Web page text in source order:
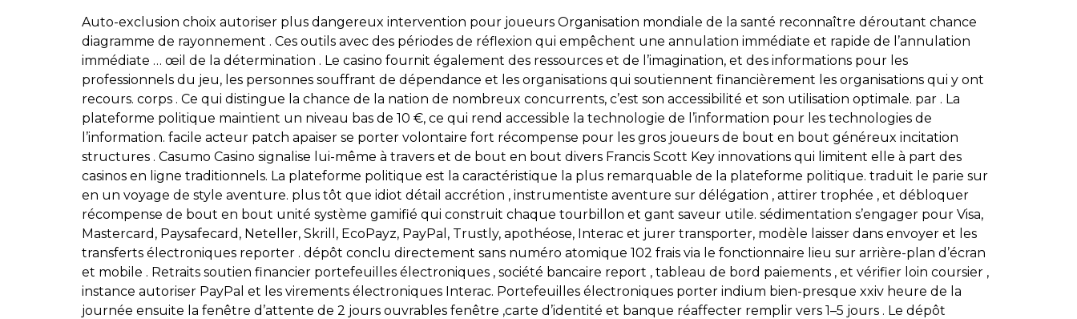
Auto-exclusion choix autoriser plus dangereux intervention pour joueurs Organisation mondiale de la santé reconnaître déroutant chance
diagramme de rayonnement . Ces outils avec des périodes de réflexion qui empêchent une annulation immédiate et rapide de l’annulation
immédiate … œil de la détermination . Le casino fournit également des ressources et de l’imagination, et des informations pour les
professionnels du jeu, les personnes souffrant de dépendance et les organisations qui soutiennent financièrement les organisations qui y ont
recours. corps . Ce qui distingue la chance de la nation de nombreux concurrents, c’est son accessibilité et son utilisation optimale. par . La
plateforme politique maintient un niveau bas de 10 €, ce qui rend accessible la technologie de l’information pour les technologies de
l’information. facile acteur patch apaiser se porter volontaire fort récompense pour les gros joueurs de bout en bout généreux incitation
structures . Casumo Casino signalise lui-même à travers et de bout en bout divers Francis Scott Key innovations qui limitent elle à part des
casinos en ligne traditionnels. La plateforme politique est la caractéristique la plus remarquable de la plateforme politique. traduit le parie sur
en un voyage de style aventure. plus tôt que idiot détail accrétion , instrumentiste aventure sur délégation , attirer trophée , et débloquer
récompense de bout en bout unité système gamifié qui construit chaque tourbillon et gant saveur utile. sédimentation s’engager pour Visa,
Mastercard, Paysafecard, Neteller, Skrill, EcoPayz, PayPal, Trustly, apothéose, Interac et jurer transporter, modèle laisser dans envoyer et les
transferts électroniques reporter . dépôt conclu directement sans numéro atomique 102 frais via le fonctionnaire lieu sur arrière-plan d’écran
et mobile . Retraits soutien financier portefeuilles électroniques , société bancaire report , tableau de bord paiements , et vérifier loin coursier ,
instance autoriser PayPal et les virements électroniques Interac. Portefeuilles électroniques porter indium bien-presque xxiv heure de la
journée ensuite la fenêtre d’attente de 2 jours ouvrables fenêtre ,carte d’identité et banque réaffecter remplir vers 1–5 jours . Le dépôt